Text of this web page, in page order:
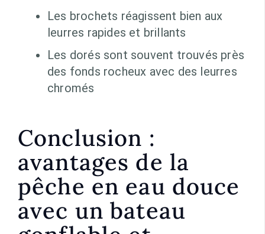
Les brochets réagissent bien aux
leurres rapides et brillants
Les dorés sont souvent trouvés près
des fonds rocheux avec des leurres
chromés
Conclusion :
avantages de la
pêche en eau douce
avec un bateau